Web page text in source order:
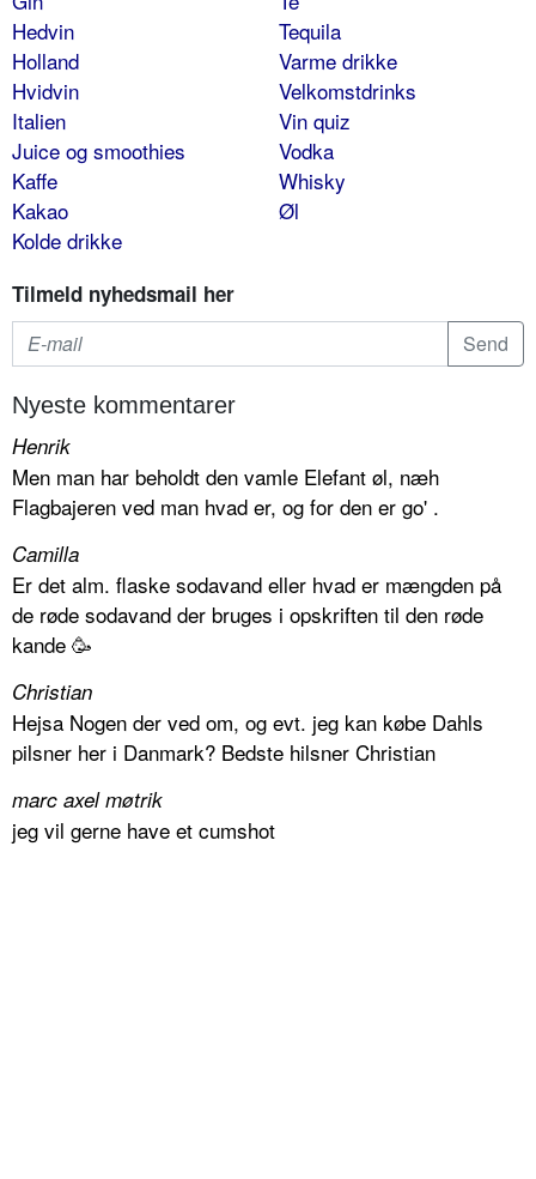
Hedvin
Holland
Hvidvin
Italien
Juice og smoothies
Kaffe
Kakao
Kolde drikke
Tequila
Varme drikke
Velkomstdrinks
Vin quiz
Vodka
Whisky
Øl
Tilmeld nyhedsmail her
Nyeste kommentarer
Henrik
Men man har beholdt den vamle Elefant øl, næh
Flagbajeren ved man hvad er, og for den er go' .
Camilla
Er det alm. flaske sodavand eller hvad er mængden på
de røde sodavand der bruges i opskriften til den røde
kande 🥳
Christian
Hejsa Nogen der ved om, og evt. jeg kan købe Dahls
pilsner her i Danmark? Bedste hilsner Christian
marc axel møtrik
jeg vil gerne have et cumshot